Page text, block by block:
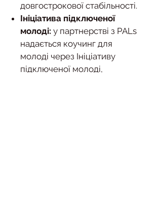
довгострокової стабільності.
Ініціатива підключеної
молоді: у партнерстві з PALs
надається коучинг для
молоді через Ініціативу
підключеної молоді,